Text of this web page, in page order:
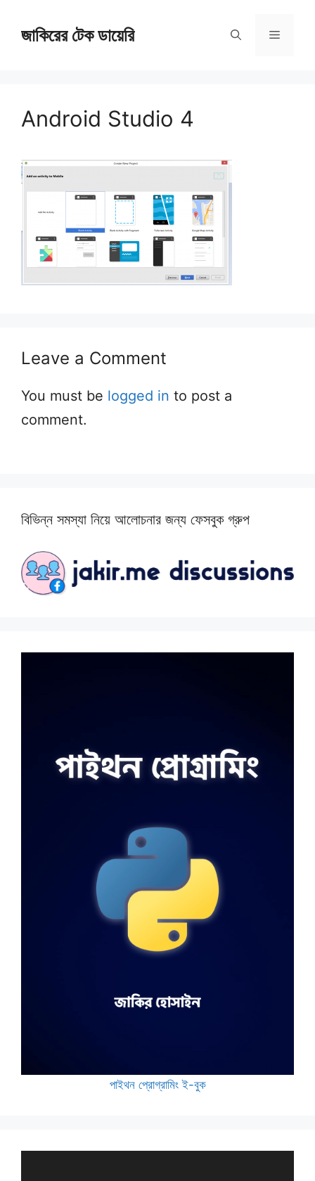
জাকিরের টেক ডায়েরি Menu
Android Studio 4
Leave a Comment
You must be logged in to post a
comment.
বিভিন্ন সমস্যা নিয়ে আলোচনার জন্য ফেসবুক গ্রুপ
পাইথন প্রোগ্রামিং ই-বুক